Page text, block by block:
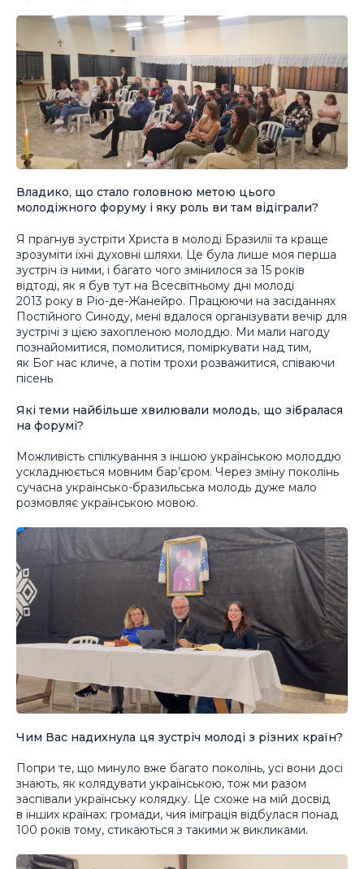
Владико, що стало головною метою цього
молодіжного форуму і яку роль ви там відіграли?
Я прагнув зустріти Христа в молоді Бразилії та краще
зрозуміти їхні духовні шляхи. Це була лише моя перша
зустріч із ними, і багато чого змінилося за 15 років
відтоді, як я був тут на Всесвітньому дні молоді
2013 року в Ріо-де-Жанейро. Працюючи на засіданнях
Постійного Синоду, мені вдалося організувати вечір для
зустрічі з цією захопленою молоддю. Ми мали нагоду
познайомитися, помолитися, поміркувати над тим,
як Бог нас кличе, а потім трохи розважитися, співаючи
пісень
Які теми найбільше хвилювали молодь, що зібралася
на форумі?
Можливість спілкування з іншою українською молоддю
ускладнюється мовним бар’єром. Через зміну поколінь
сучасна українсько-бразильська молодь дуже мало
розмовляє українською мовою.
Чим Вас надихнула ця зустріч молоді з різних країн?
Попри те, що минуло вже багато поколінь, усі вони досі
знають, як колядувати українською, тож ми разом
заспівали українську колядку. Це схоже на мій досвід
в інших країнах: громади, чия іміграція відбулася понад
100 років тому, стикаються з такими ж викликами.